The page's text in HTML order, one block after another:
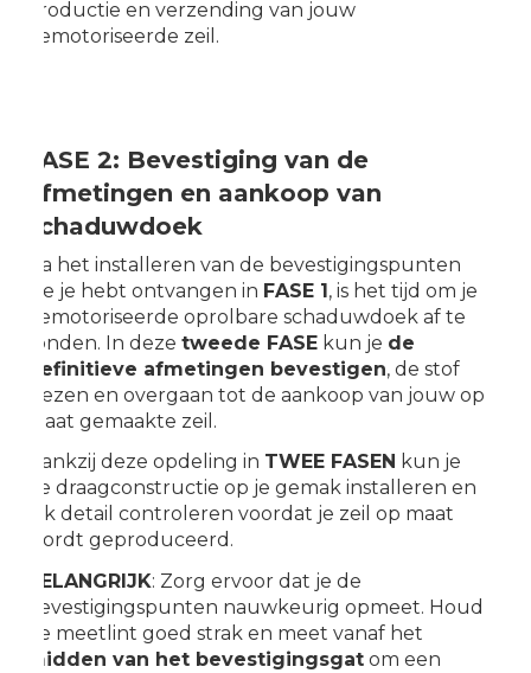
productie en verzending van jouw
gemotoriseerde zeil.
FASE 2: Bevestiging van de
afmetingen en aankoop van
schaduwdoek
Na het installeren van de bevestigingspunten
die je hebt ontvangen in FASE 1, is het tijd om je
gemotoriseerde oprolbare schaduwdoek af te
ronden. In deze tweede FASEkun je de
definitieve afmetingen bevestigen, de stof
kiezen en overgaan tot de aankoop van jouw op
maat gemaakte zeil.
Dankzij deze opdeling in TWEE FASEN kun je
de draagconstructie op je gemak installeren en
elk detail controleren voordat je zeil op maat
wordt geproduceerd.
BELANGRIJK: Zorg ervoor dat je de
bevestigingspunten nauwkeurig opmeet. Houd
de meetlint goed strak en meet vanaf het
midden van het bevestigingsgatom een